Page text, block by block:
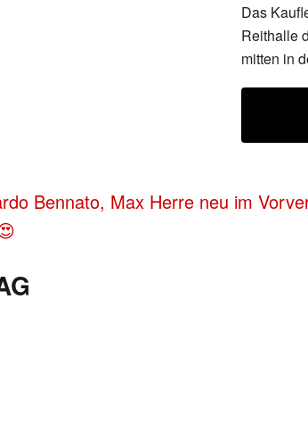
Das
Reithalle
mitten in
Bennato, Max Herre neu im